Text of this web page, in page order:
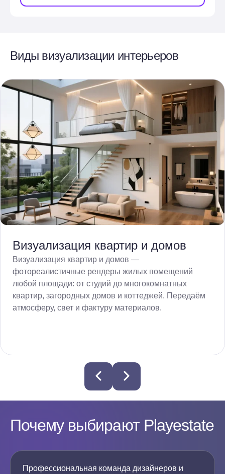
Виды визуализации интерьеров
Визуализация квартир и домов
Визуализация квартир и домов —
фотореалистичные рендеры жилых помещений
любой площади: от студий до многокомнатных
квартир, загородных домов и коттеджей. Передаём
атмосферу, свет и фактуру материалов.
Почему выбирают Playestate
Профессиональная команда дизайнеров и